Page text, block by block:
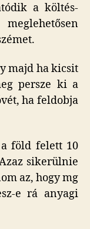
a költés-
majd ha kicsit
persze ki a
ha feldobja
föld felett 10
sikerülnie
az, hogy mg
e rá anyagi